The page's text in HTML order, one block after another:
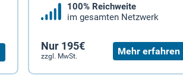
100% Reichweite
im gesamten Netzwerk
Nur 195€
zzgl. MwSt. Mehr erfahren